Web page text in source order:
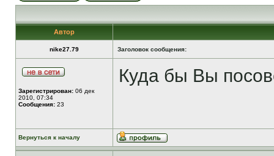
Автор
nike27.79 Заголовок сообщения:
Зарегистрирован: 06 дек
2010, 07:34
Сообщения: 23
Куда бы Вы
Вернуться к началу